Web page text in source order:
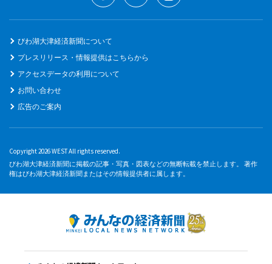
びわ湖大津経済新聞について
プレスリリース・情報提供はこちらから
アクセスデータの利用について
お問い合わせ
広告のご案内
Copyright 2026 WEST All rights reserved.
びわ湖大津経済新聞に掲載の記事・写真・図表などの無断転載を禁止します。 著作
権はびわ湖大津経済新聞またはその情報提供者に属します。